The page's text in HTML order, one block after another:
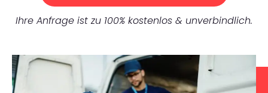
Ihre Anfrage ist zu 100% kostenlos & unverbindlich.